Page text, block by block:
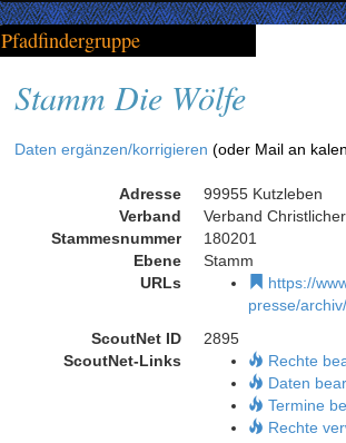
Pfadfindergruppe
Stamm Die Wölfe
Daten ergänzen/korrigieren (oder Mail an
Adresse
99955 Kutzleben
Verband
Verband
Stammesnummer
180201
Ebene
Stamm
URLs
https://
presse/
ScoutNet ID
2895
ScoutNet-Links
Rechte
Daten
Termine
Rechte